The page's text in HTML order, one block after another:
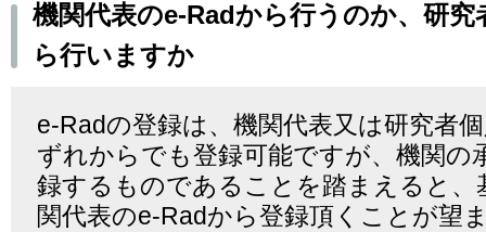
機関代表のe-Radから行うのか、研究
ら行いますか
e-Radの登録は、機関代表又は研究者
ずれからでも登録可能ですが、機関の
録するものであることを踏まえると、
関代表のe-Radから登録頂くことが望